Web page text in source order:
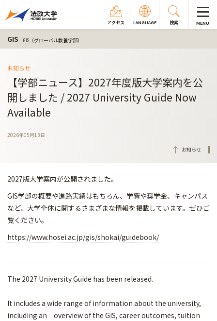
アクセス LANGUAGE 検索 MENU
GIS GIS（グローバル教養学部）
お知らせ
【学部ニュース】2027年度版大学案内を公
開しました / 2027 University Guide Now
Available
2026年05月13日
お知らせ
2027版大学案内が公開されました。
GIS学部の概要や進路実績はもちろん、学費や奨学金、キャンパス
など、大学全体に関するさまざまな情報を掲載しています。ぜひご
覧ください。
https://www.hosei.ac.jp/gis/shokai/guidebook/
The 2027 University Guide has been released.
It includes a wide range of information about the university,
including an overview of the GIS, career outcomes, tuition